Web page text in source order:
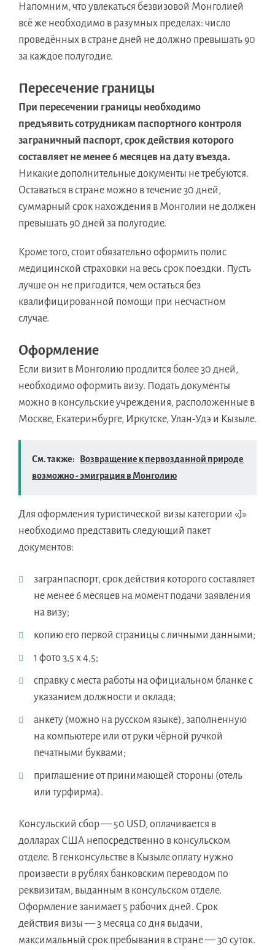
Напомним, что увлекаться безвизовой Монголией
всё же необходимо в разумных пределах: число
проведённых в стране дней не должно превышать 90
за каждое полугодие.
Пересечение границы
При пересечении границы необходимо
предъявить сотрудникам паспортного контроля
заграничный паспорт, срок действия которого
составляет не менее 6 месяцев на дату въезда.
Никакие дополнительные документы не требуются.
Оставаться в стране можно в течение 30 дней,
суммарный срок нахождения в Монголии не должен
превышать 90 дней за полугодие.
Кроме того, стоит обязательно оформить полис
медицинской страховки на весь срок поездки. Пусть
лучше он не пригодится, чем остаться без
квалифицированной помощи при несчастном
случае.
Оформление
Если визит в Монголию продлится более 30 дней,
необходимо оформить визу. Подать документы
можно в консульские учреждения, расположенные в
Москве, Екатеринбурге, Иркутске, Улан-Удэ и Кызыле.
См. также:
Возвращение к первозданной природе
возможно - эмиграция в Монголию
Для оформления туристической визы категории «J»
необходимо представить следующий пакет
документов:
загранпаспорт, срок действия которого составляет
не менее 6 месяцев на момент подачи заявления
на визу;
копию его первой страницы с личными данными;
1 фото 3,5 х 4,5;
справку с места работы на официальном бланке с
указанием должности и оклада;
анкету (можно на русском языке), заполненную
на компьютере или от руки чёрной ручкой
печатными буквами;
приглашение от принимающей стороны (отель
или турфирма).
Консульский сбор — 50 USD, оплачивается в
долларах США непосредственно в консульском
отделе. В генконсульстве в Кызыле оплату нужно
произвести в рублях банковским переводом по
реквизитам, выданным в консульском отделе.
Оформление занимает 5 рабочих дней. Срок
действия визы — 3 месяца со дня выдачи,
максимальный срок пребывания в стране — 30 суток.